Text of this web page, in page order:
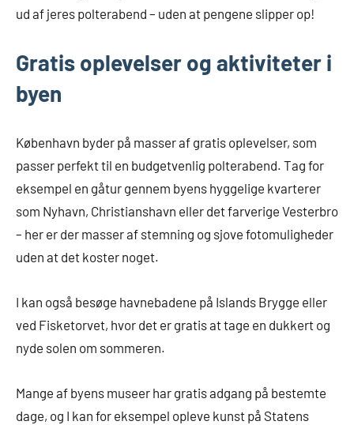
ud af jeres polterabend – uden at pengene slipper op!
Gratis oplevelser og aktiviteter i
byen
København byder på masser af gratis oplevelser, som
passer perfekt til en budgetvenlig polterabend. Tag for
eksempel en gåtur gennem byens hyggelige kvarterer
som Nyhavn, Christianshavn eller det farverige Vesterbro
– her er der masser af stemning og sjove fotomuligheder
uden at det koster noget.
I kan også besøge havnebadene på Islands Brygge eller
ved Fisketorvet, hvor det er gratis at tage en dukkert og
nyde solen om sommeren.
Mange af byens museer har gratis adgang på bestemte
dage, og I kan for eksempel opleve kunst på Statens